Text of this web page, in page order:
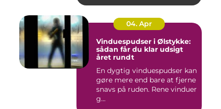
04. Apr
Vinduespudser i Ølstykke:
sådan får du klar udsigt
året rundt
En dygtig vinduespudser kan
gøre mere end bare at fjerne
snavs på ruden. Rene vinduer
g...